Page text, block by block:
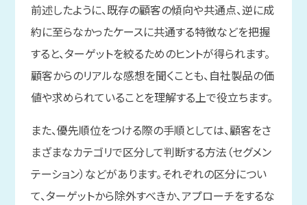
前述したように、既存の顧客の傾向や共通点、逆に成
約に至らなかったケースに共通する特徴などを把握
すると、ターゲットを絞るためのヒントが得られます。
顧客からのリアルな感想を聞くことも、自社製品の価
値や求められていることを理解する上で役立ちます。
また、優先順位をつける際の手順としては、顧客をさ
まざまなカテゴリで区分して判断する方法（セグメン
テーション）などがあります。それぞれの区分につい
て、ターゲットから除外すべきか、アプローチをするな